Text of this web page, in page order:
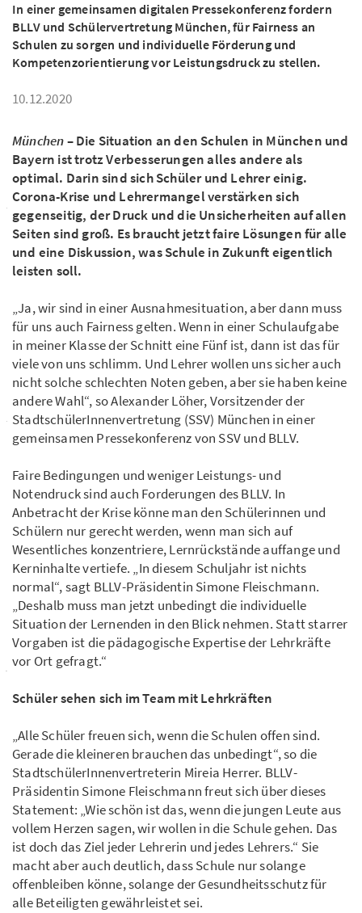
In einer gemeinsamen digitalen Pressekonferenz fordern
BLLV und Schülervertretung München, für Fairness an
Schulen zu sorgen und individuelle Förderung und
Kompetenzorientierung vor Leistungsdruck zu stellen.
10.12.2020
München– Die Situation an den Schulen in München und
Bayern ist trotz Verbesserungen alles andere als
optimal. Darin sind sich Schüler und Lehrer einig.
Corona-Krise und Lehrermangel verstärken sich
gegenseitig, der Druck und die Unsicherheiten auf allen
Seiten sind groß. Es braucht jetzt faire Lösungen für alle
und eine Diskussion, was Schule in Zukunft eigentlich
leisten soll.
„Ja, wir sind in einer Ausnahmesituation, aber dann muss
für uns auch Fairness gelten. Wenn in einer Schulaufgabe
in meiner Klasse der Schnitt eine Fünf ist, dann ist das für
viele von uns schlimm. Und Lehrer wollen uns sicher auch
nicht solche schlechten Noten geben, aber sie haben keine
andere Wahl“, so Alexander Löher, Vorsitzender der
StadtschülerInnenvertretung (SSV) München in einer
gemeinsamen Pressekonferenz von SSV und BLLV.
Faire Bedingungen und weniger Leistungs- und
Notendruck sind auch Forderungen des BLLV. In
Anbetracht der Krise könne man den Schülerinnen und
Schülern nur gerecht werden, wenn man sich auf
Wesentliches konzentriere, Lernrückstände auffange und
Kerninhalte vertiefe. „In diesem Schuljahr ist nichts
normal“, sagt BLLV-Präsidentin Simone Fleischmann.
„Deshalb muss man jetzt unbedingt die individuelle
Situation der Lernenden in den Blick nehmen. Statt starrer
Vorgaben ist die pädagogische Expertise der Lehrkräfte
vor Ort gefragt.“
Schüler sehen sich im Team mit Lehrkräften
„Alle Schüler freuen sich, wenn die Schulen offen sind.
Gerade die kleineren brauchen das unbedingt“, so die
StadtschülerInnenvertreterin Mireia Herrer. BLLV-
Präsidentin Simone Fleischmann freut sich über dieses
Statement: „Wie schön ist das, wenn die jungen Leute aus
vollem Herzen sagen, wir wollen in die Schule gehen. Das
ist doch das Ziel jeder Lehrerin und jedes Lehrers.“ Sie
macht aber auch deutlich, dass Schule nur solange
offenbleiben könne, solange der Gesundheitsschutz für
alle Beteiligten gewährleistet sei.